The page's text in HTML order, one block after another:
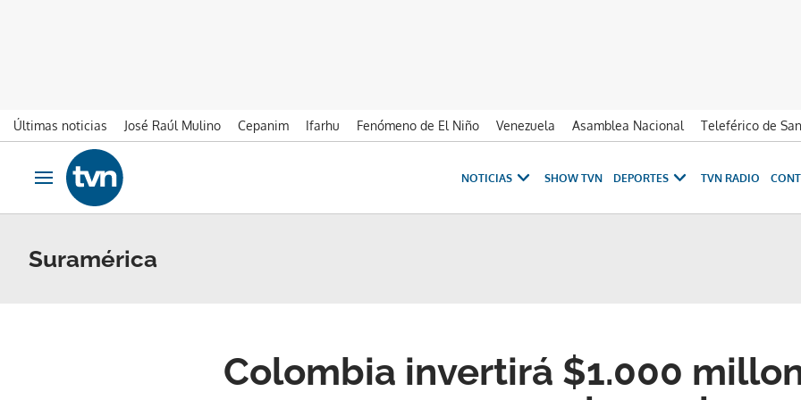
Últimas noticias José Raúl Mulino Cepanim Ifarhu Fenómeno de El Niño Venezuela Asamblea Nacional Teleférico de
Ir al contenido
Obrir navegació
NOTICIAS SHOW TVN DEPORTES TVN RADIO
Suramérica
Colombia invertirá $1.000